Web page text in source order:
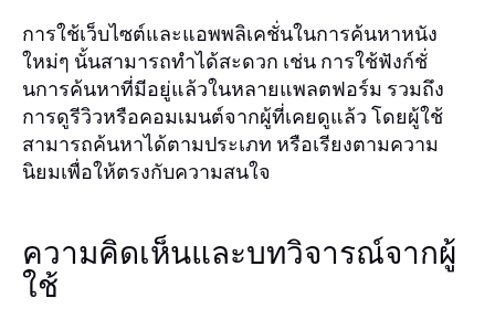
การใช้เว็บไซต์และแอพพลิเคชั่นในการค้นหาหนัง
ใหม่ๆ นั้นสามารถทำได้สะดวก เช่น การใช้ฟังก์ชั่
นการค้นหาที่มีอยู่แล้วในหลายแพลตฟอร์ม รวมถึง
การดูรีวิวหรือคอมเมนต์จากผู้ที่เคยดูแล้ว โดยผู้ใช้
สามารถค้นหาได้ตามประเภท หรือเรียงตามความ
นิยมเพื่อให้ตรงกับความสนใจ
ความคิดเห็นและบทวิจารณ์จากผู้
ใช้